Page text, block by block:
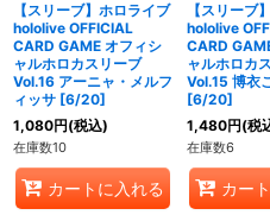
【スリーブ】ホロライブ
hololive OFFICIAL
CARD GAME オフィシ
ャルホロカスリーブ
Vol.16 アーニャ・メルフ
ィッサ [6/20]
1,080円(税込)
在庫数10
カートに入れる
【スリーブ
hololive
CARD
ャルホロカ
Vol.15 博衣
[6/20]
1,480円(税
在庫数6
カー